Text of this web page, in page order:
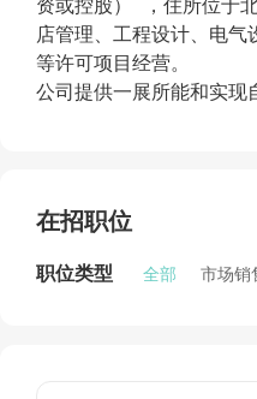
资或控股） ，住所位于
店管理、工程设计、电气
等许可项目经营。
公司提供一展所能和实现
在招职位
职位类型 全部 市场销